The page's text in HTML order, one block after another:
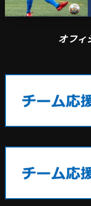
オフィ